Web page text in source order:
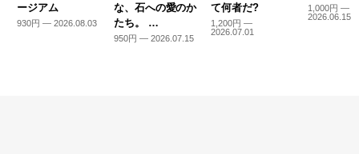
ージアム
930円 — 2026.08.03
な、石への愛のか
たち。 …
950円 — 2026.07.15
て何者だ?
1,200円 —
2026.07.01
1,000円 —
2026.06.15